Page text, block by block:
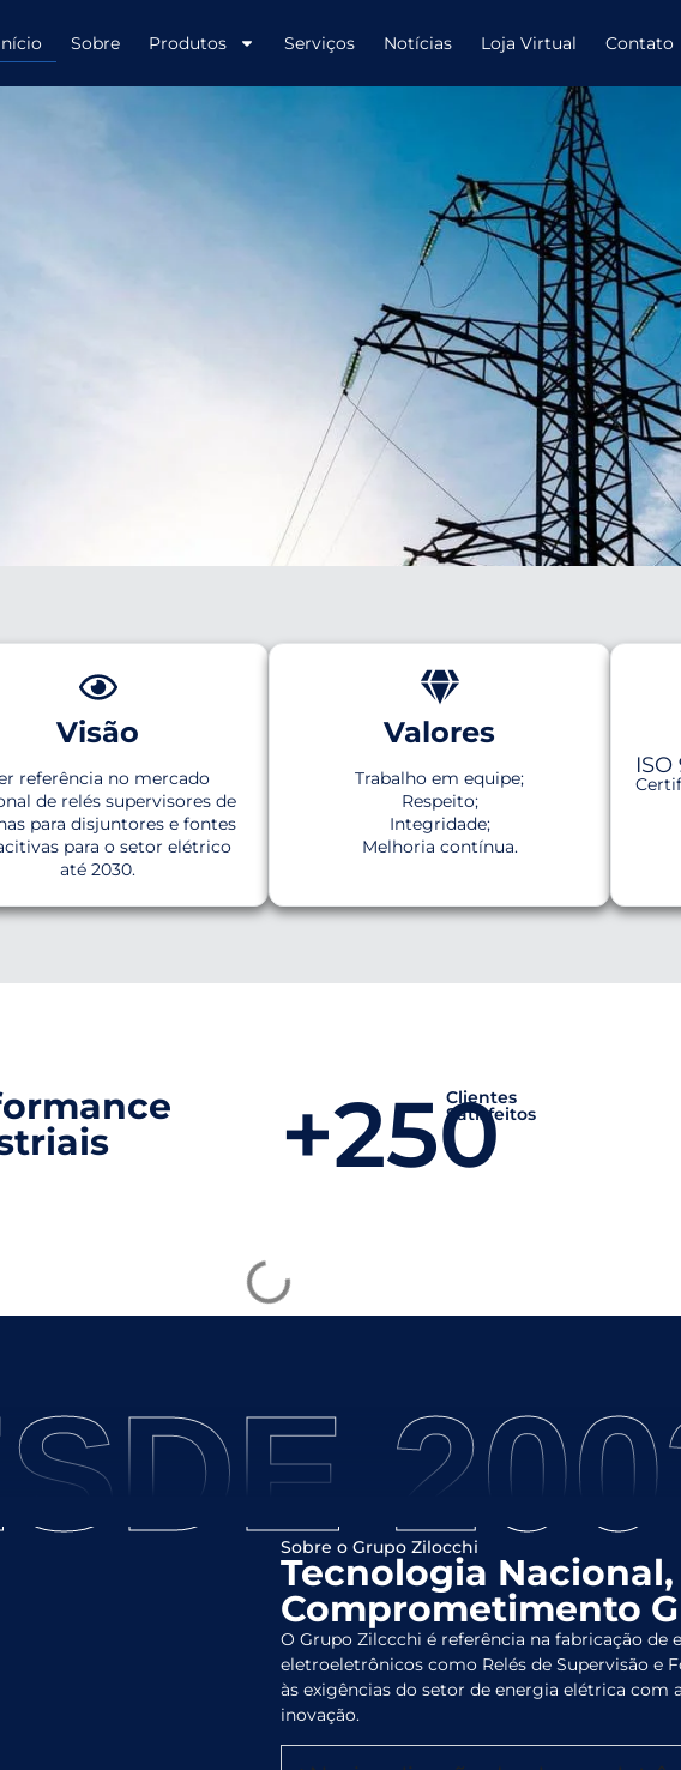
Sobre Produtos Serviços Notícias Loja Virtual Contato
Eletrônica
com excelência,
Visão
referência no mercado
de relés supervisores de
para disjuntores e fontes
para o setor elétrico
até 2030.
Valores
Trabalho em equipe;
Respeito;
Integridade;
Melhoria contínua.
ISO
+250
Clientes
Satisfeitos
Sobre o Grupo Zilocchi
Tecnologia Nacional,
Comprometimento
O Grupo Zilccchi é referência na fabricação de
eletroeletrônicos como Relés de Supervisão e
às exigências do setor de energia elétrica com
inovação.